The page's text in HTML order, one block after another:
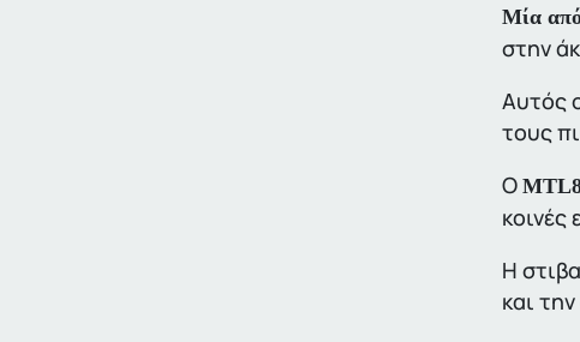
Μία από
στην
Αυτός
τους
Ο
κοινές
Η
και